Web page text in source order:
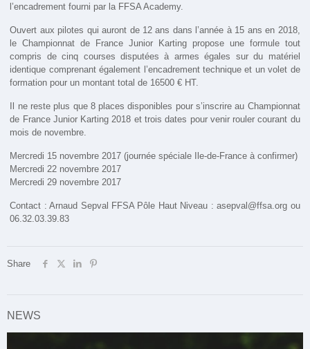
l’encadrement fourni par la FFSA Academy.
Ouvert aux pilotes qui auront de 12 ans dans l’année à 15 ans en 2018,
le Championnat de France Junior Karting propose une formule tout
compris de cinq courses disputées à armes égales sur du matériel
identique comprenant également l’encadrement technique et un volet de
formation pour un montant total de 16500 € HT.
Il ne reste plus que 8 places disponibles pour s’inscrire au Championnat
de France Junior Karting 2018 et trois dates pour venir rouler courant du
mois de novembre.
Mercredi 15 novembre 2017 (journée spéciale Ile-de-France à confirmer)
Mercredi 22 novembre 2017
Mercredi 29 novembre 2017
Contact : Arnaud Sepval FFSA Pôle Haut Niveau : asepval@ffsa.org ou
06.32.03.39.83
Share
NEWS